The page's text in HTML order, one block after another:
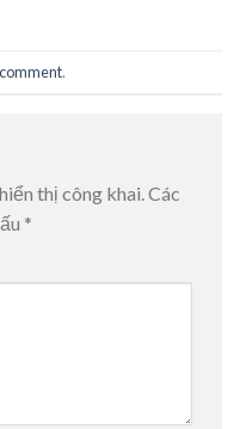
.
thị công khai.Các
*